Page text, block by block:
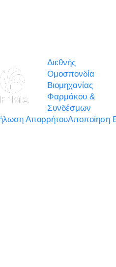
Διεθνής
Ομοσπονδία
Βιομηχανίας
Φαρμάκου &
Συνδέσμων
ΑπορρήτουΑποποίηση